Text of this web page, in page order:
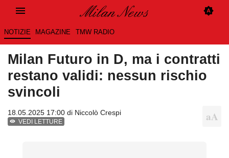
NOTIZIE MAGAZINE TMW RADIO
Milan Futuro in D, ma i contratti
restano validi: nessun rischio
svincoli
18.05.2025 17:00 di Niccolò Crespi
VEDI LETTURE